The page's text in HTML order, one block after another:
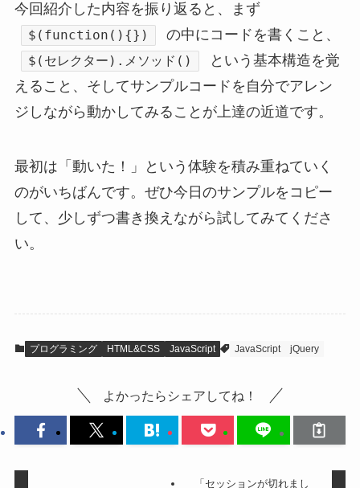
今回紹介した内容を振り返ると、まず
$(function(){}) の中にコードを書くこと、
$(セレクター).メソッド()
という基本構造を覚
えること、そしてサンプルコードを自分でアレン
ジしながら動かしてみることが上達の近道です。
最初は「動いた！」という体験を積み重ねていく
のがいちばんです。ぜひ今日のサンプルをコピー
して、少しずつ書き換えながら試してみてくださ
い。
プログラミング HTML&CSS JavaScript JavaScript jQuery
よかったらシェアしてね！
「セッションが切れまし